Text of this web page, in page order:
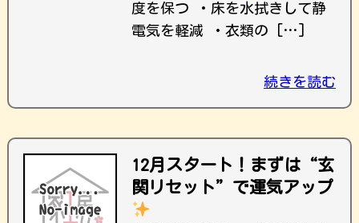
度を保つ ・床を水拭きして静
電気を軽減 ・衣類の […]
続きを読む
12月スタート！まずは“玄
関リセット”で運気アップ